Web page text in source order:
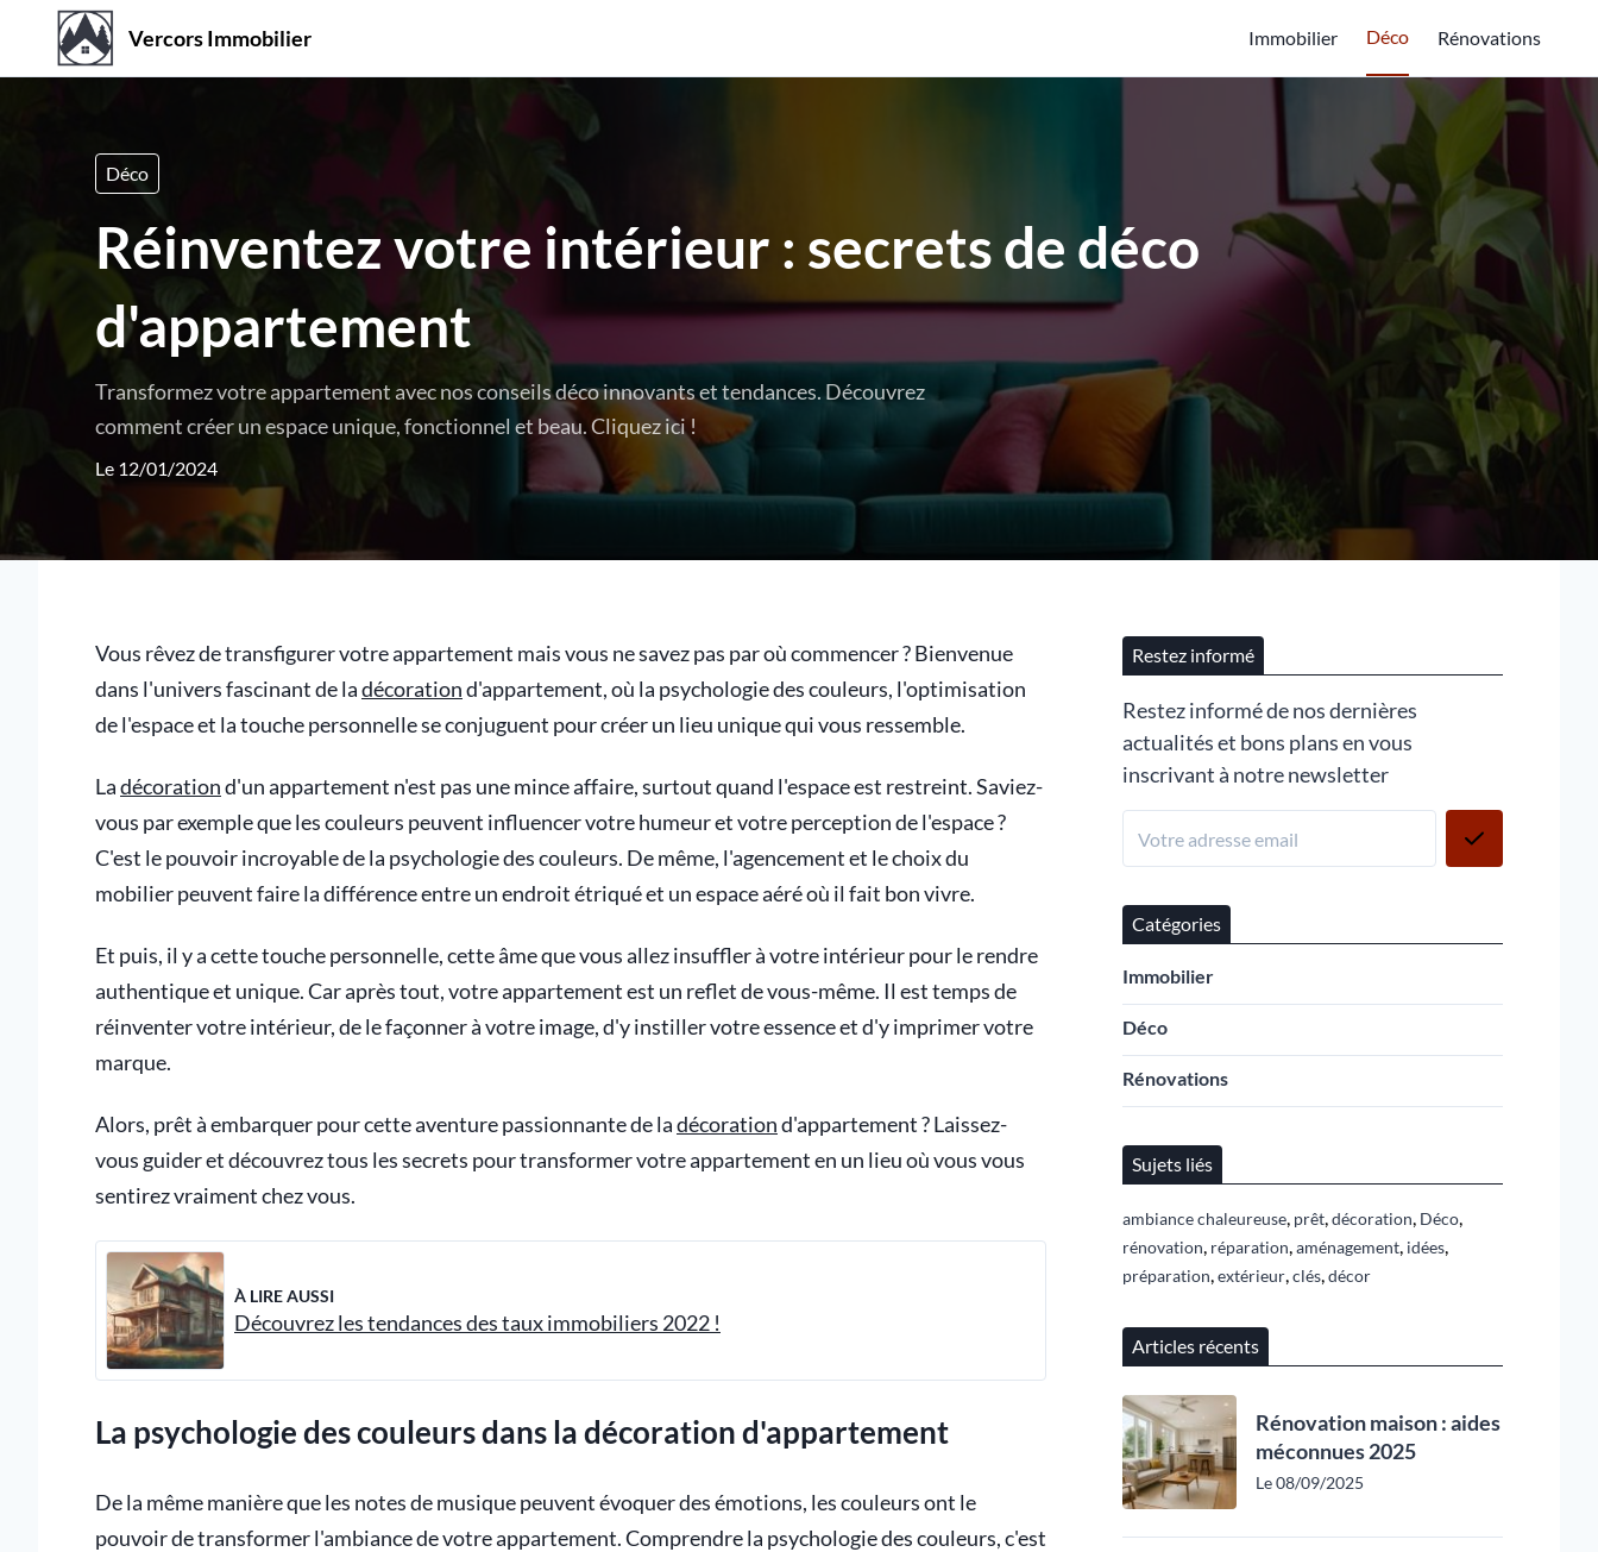
Vercors Immobilier Immobilier Déco Rénovations
Déco
Réinventez votre intérieur : secrets de déco
d'appartement
Transformez votre appartement avec nos conseils déco innovants et tendances. Découvrez
comment créer un espace unique, fonctionnel et beau. Cliquez ici !
Le 12/01/2024
Vous rêvez de transfigurer votre appartement mais vous ne savez pas par où commencer ? Bienvenue
dans l'univers fascinant de ladécorationd'appartement, où la psychologie des couleurs, l'optimisation
de l'espace et la touche personnelle se conjuguent pour créer un lieu unique qui vous ressemble.
Ladécorationd'un appartement n'est pas une mince affaire, surtout quand l'espace est restreint. Saviez-
vous par exemple que les couleurs peuvent influencer votre humeur et votre perception de l'espace ?
C'est le pouvoir incroyable de la psychologie des couleurs. De même, l'agencement et le choix du
mobilier peuvent faire la différence entre un endroit étriqué et un espace aéré où il fait bon vivre.
Et puis, il y a cette touche personnelle, cette âme que vous allez insuffler à votre intérieur pour le rendre
authentique et unique. Car après tout, votre appartement est un reflet de vous-même. Il est temps de
réinventer votre intérieur, de le façonner à votre image, d'y instiller votre essence et d'y imprimer votre
marque.
Alors, prêt à embarquer pour cette aventure passionnante de ladécorationd'appartement ? Laissez-
vous guider et découvrez tous les secrets pour transformer votre appartement en un lieu où vous vous
sentirez vraiment chez vous.
À LIRE AUSSI
Découvrez les tendances des taux immobiliers 2022 !
La psychologie des couleurs dans la décoration d'appartement
De la même manière que les notes de musique peuvent évoquer des émotions, les couleurs ont le
pouvoir de transformer l'ambiance de votre appartement. Comprendre la psychologie des couleurs, c'est
Restez informé
Restez informé de nos dernières
actualités et bons plans en vous
inscrivant à notre newsletter
Catégories
Immobilier
Déco
Rénovations
Sujets liés
ambiance chaleureuse, prêt,décoration, Déco,
rénovation, réparation,aménagement, idées,
préparation,extérieur,clés,décor
Articles récents
Rénovation maison : aides
méconnues 2025
Le 08/09/2025